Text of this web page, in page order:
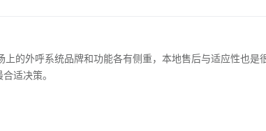
的外呼系统品牌和功能各有侧重，本地售后与适应性也是
适决策。